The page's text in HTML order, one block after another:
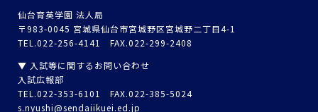
仙台育英学園 法人局
〒983-0045 宮城県仙台市宮城野区宮城野二丁目4-1
TEL.022-256-4141 FAX.022-299-2408
▼ 入試等に関するお問い合わせ
入試広報部
TEL.022-353-6101 FAX.022-385-5024
s.nyushi@sendaiikuei.ed.jp